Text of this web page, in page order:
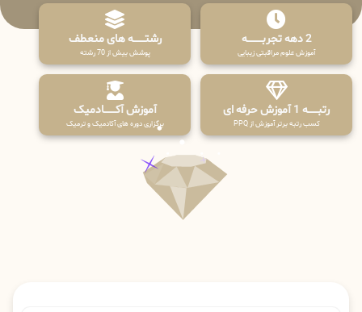
2 دهه تجربـــــــــه
آموزش علوم مراقبتی زیبایی
رشتـــــــه های منعطف
پوشش بیش از 70 رشته
رتبــــــه 1 آموزش حرفه ای
کسب رتبه برتر آموزش از PPQ
آموزش آکـــــــادمیک
برگزاری دوره های آکادمیک و ترمیک